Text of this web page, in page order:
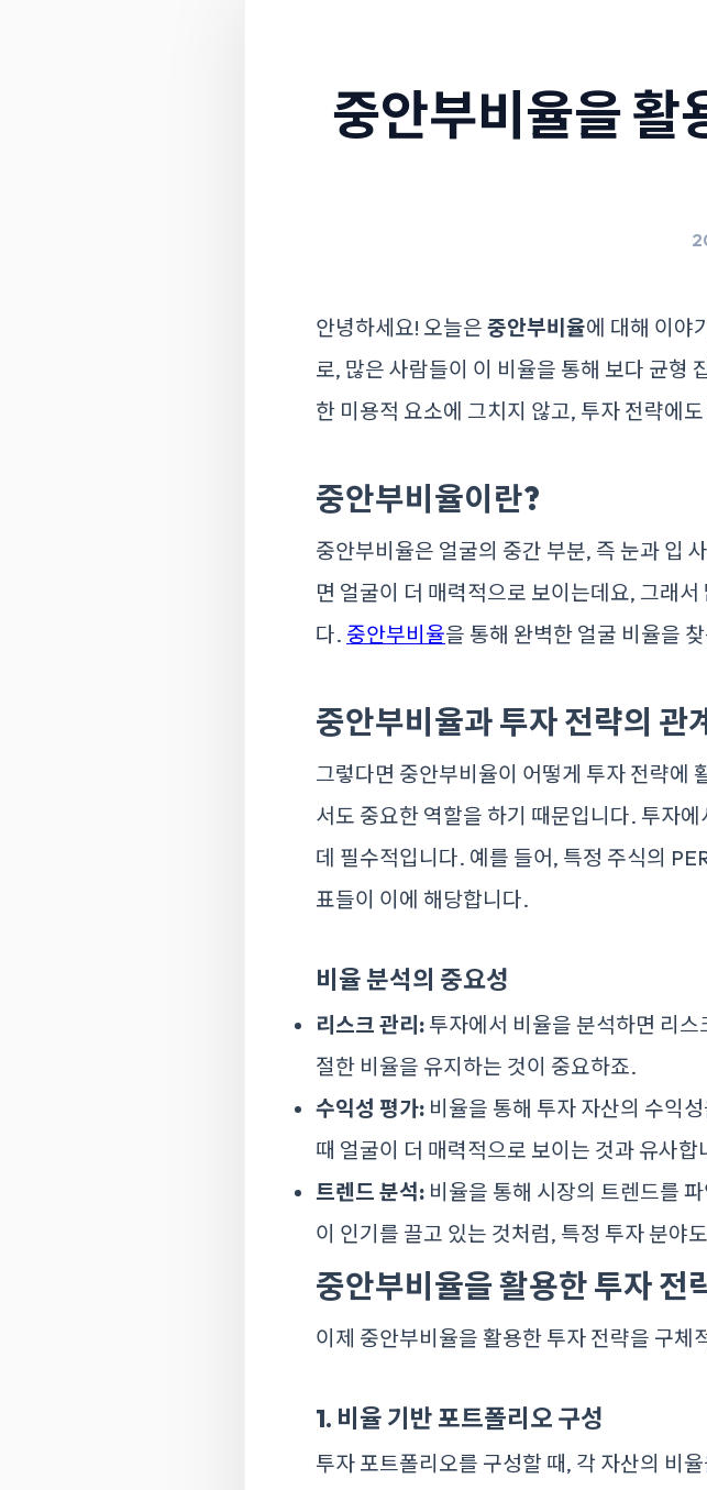
중안부비율을 활
안녕하세요! 오늘은 중안부비율에 대해 이야
로, 많은 사람들이 이 비율을 통해 보다 균형
한 미용적 요소에 그치지 않고, 투자 전략에
중안부비율이란?
중안부비율은 얼굴의 중간 부분, 즉 눈과 입
면 얼굴이 더 매력적으로 보이는데요, 그래
다. 중안부비율을 통해 완벽한 얼굴 비율을
중안부비율과 투자 전략의 관
그렇다면 중안부비율이 어떻게 투자 전략에
서도 중요한 역할을 하기 때문입니다. 투자
데 필수적입니다. 예를 들어, 특정 주식의
표들이 이에 해당합니다.
비율 분석의 중요성
리스크 관리: 투자에서 비율을 분석하면 리
절한 비율을 유지하는 것이 중요하죠.
수익성 평가: 비율을 통해 투자 자산의 수익
때 얼굴이 더 매력적으로 보이는 것과 유사합
트렌드 분석: 비율을 통해 시장의 트렌드를
이 인기를 끌고 있는 것처럼, 특정 투자 분야
중안부비율을 활용한 투자 전
이제 중안부비율을 활용한 투자 전략을 구
1. 비율 기반 포트폴리오 구성
투자 포트폴리오를 구성할 때, 각 자산의 비